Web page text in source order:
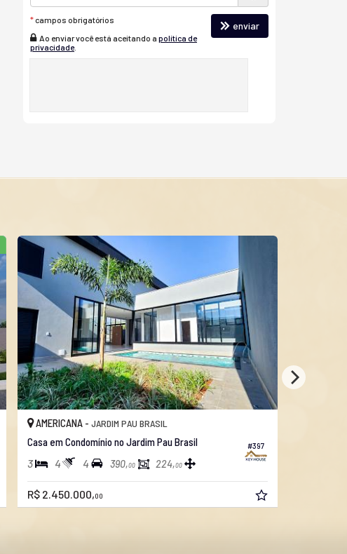
*campos obrigatórios
Ao enviar você está aceitando a política de
privacidade.
enviar
#397
AMERICANA - JARDIM PAU BRASIL
Casa em Condomínio no Jardim Pau Brasil
3 4 4 390,00 224,00
R$ 2.450.000,00